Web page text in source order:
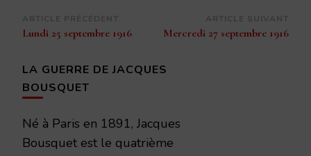
Navigation
d’article
Lundi 25 septembre 1916 Mercredi 27 septembre 1916
LA GUERRE DE JACQUES
BOUSQUET
Né à Paris en 1891, Jacques
Bousquet est le quatrième